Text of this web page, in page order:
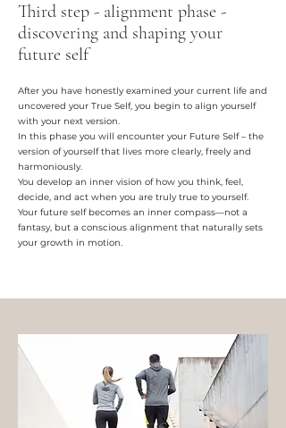
Third step - alignment phase -
discovering and shaping your
future self
After you have honestly examined your current life and
uncovered your True Self, you begin to align yourself
with your next version.
In this phase you will encounter your Future Self – the
version of yourself that lives more clearly, freely and
harmoniously.
You develop an inner vision of how you think, feel,
decide, and act when you are truly true to yourself.
Your future self becomes an inner compass—not a
fantasy, but a conscious alignment that naturally sets
your growth in motion.